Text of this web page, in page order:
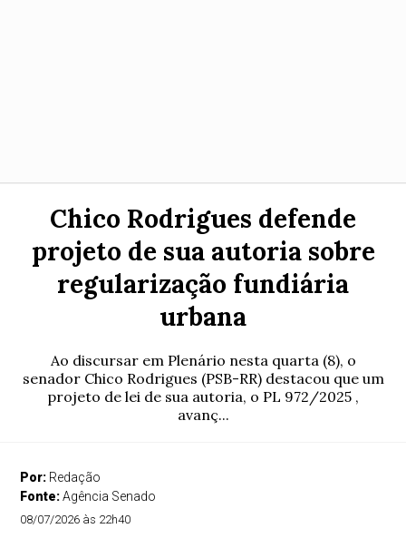
Chico Rodrigues defende
projeto de sua autoria sobre
regularização fundiária
urbana
Ao discursar em Plenário nesta quarta (8), o
senador Chico Rodrigues (PSB-RR) destacou que um
projeto de lei de sua autoria, o PL 972/2025 ,
avanç...
Por: Redação
Fonte:Agência Senado
08/07/2026 às 22h40